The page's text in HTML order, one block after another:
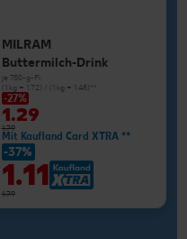
MILRAM
Buttermilch-Drink
je 750-g-Fl.
(1 kg = 1.72) / (1 kg = 1.48)**
-27%
1.29
1.79
Mit Kaufland Card XTRA **
-37%
1.11
1.79